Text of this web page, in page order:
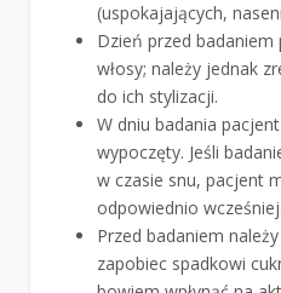
(uspokajających,
Dzień przed
włosy; należy jednak
do ich stylizacji.
W dniu badania
wypoczęty. Jeśli
w czasie snu, pacjent
odpowiednio wcześniej.
Przed badaniem
zapobiec spadkowi